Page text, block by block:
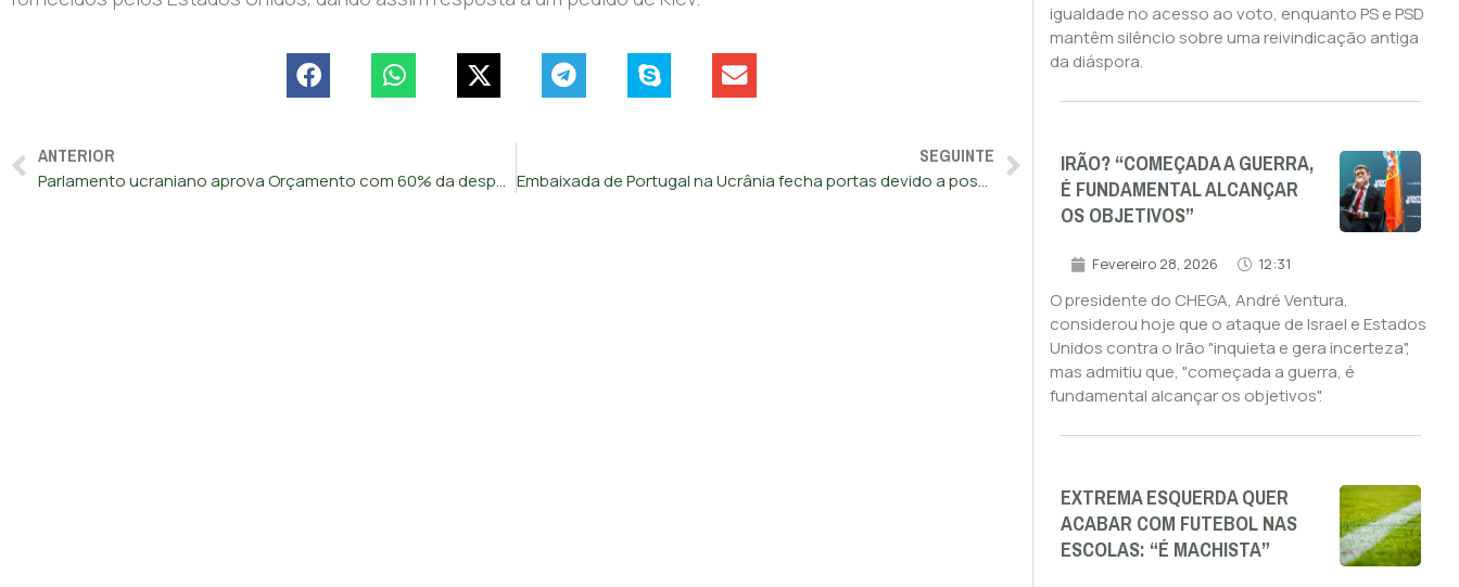
ANTERIOR
Parlamento ucraniano aprova Orçamento com 60% da despesa para defesa e segurança
SEGUINTE
Embaixada de Portugal na Ucrânia fecha portas devido a possível ataque
igualdade no acesso ao voto, enquanto PS e PSD
mantêm silêncio sobre uma reivindicação antiga
da diáspora.
IRÃO? “COMEÇADA A GUERRA,
É FUNDAMENTAL ALCANÇAR
OS OBJETIVOS”
Fevereiro 28, 2026 12:31
O presidente do CHEGA, André Ventura,
considerou hoje que o ataque de Israel e Estados
Unidos contra o Irão "inquieta e gera incerteza",
mas admitiu que, "começada a guerra, é
fundamental alcançar os objetivos".
EXTREMA ESQUERDA QUER
ACABAR COM FUTEBOL NAS
ESCOLAS: “É MACHISTA”